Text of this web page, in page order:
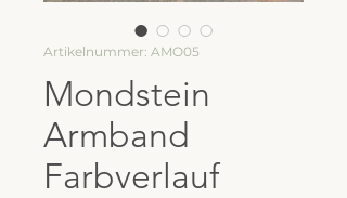
Artikelnummer: AMO05
Mondstein
Armband
Farbverlauf